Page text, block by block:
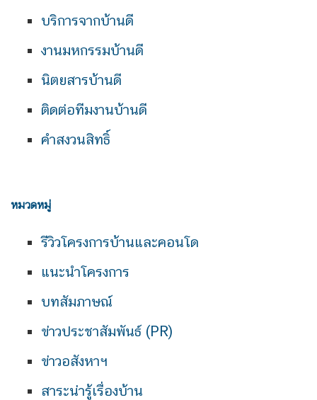
บริการจากบ้านดี
งานมหกรรมบ้านดี
นิตยสารบ้านดี
ติดต่อทีมงานบ้านดี
คำสงวนสิทธิ์
หมวดหมู่
รีวิวโครงการบ้านและคอนโด
แนะนำโครงการ
บทสัมภาษณ์
ข่าวประชาสัมพันธ์ (PR)
ข่าวอสังหาฯ
สาระน่ารู้เรื่องบ้าน